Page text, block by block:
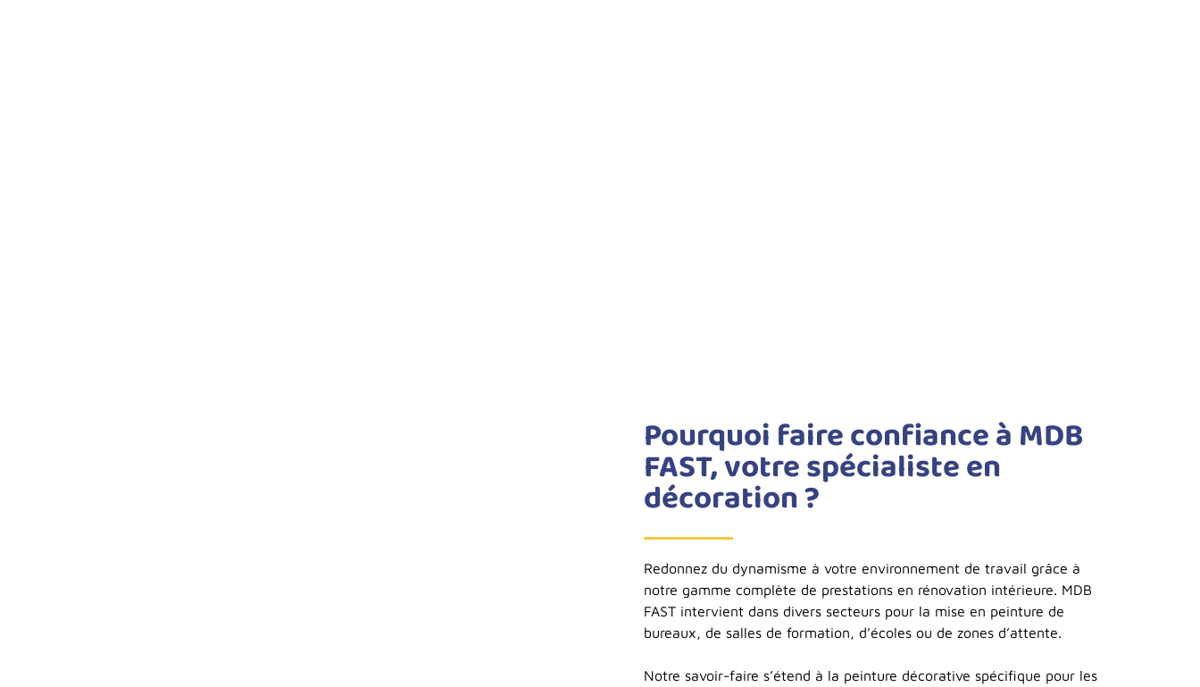
Pourquoi faire confiance à MDB
FAST, votre spécialiste en
décoration ?
Redonnez du dynamisme à votre environnement de travail grâce à
notre gamme complète de prestations en rénovation intérieure. MDB
FAST intervient dans divers secteurs pour la mise en peinture de
bureaux, de salles de formation, d’écoles ou de zones d’attente.
Notre savoir-faire s’étend à la peinture décorative spécifique pour les